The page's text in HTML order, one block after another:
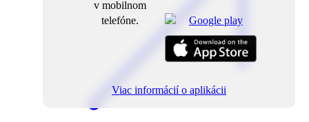
Viac informácií o aplikácii